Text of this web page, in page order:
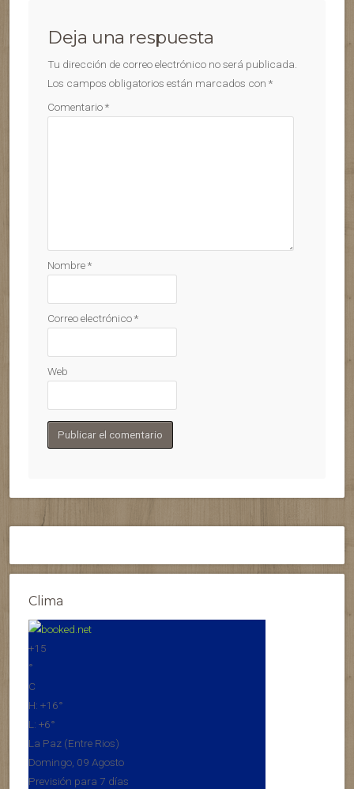
Deja una respuesta
Tu dirección de correo electrónico no será publicada.
Los campos obligatorios están marcados con *
Comentario*
Nombre*
Correo electrónico*
Web
Clima
+15
°
C
H: +16°
L: +6°
La Paz (Entre Rios)
Domingo, 09 Agosto
Previsión para 7 días